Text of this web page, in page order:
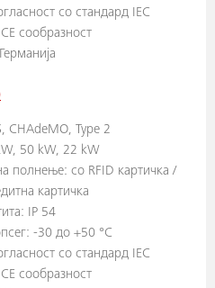
со стандард IEC
сообразност
CHAdeMO, Type 2
50 kW, 22 kW
полнење: со RFID картичка /
картичка
IP 54
-30 до +50 °С
со стандард IEC
сообразност